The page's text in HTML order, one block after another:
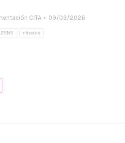
CITA 09/03/2026
nitratos